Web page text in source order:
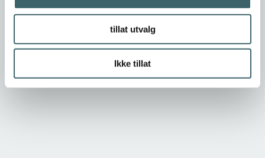
tillat utvalg
Ikke tillat